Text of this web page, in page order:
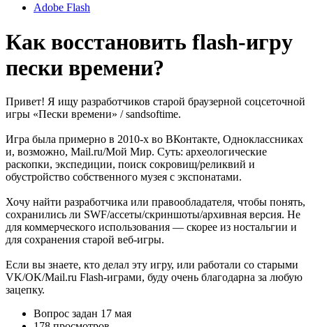
Adobe Flash
Как восстановить flash-игру
пески времени?
Привет! Я ищу разработчиков старой браузерной соцсеточной
игры «Пески времени» / sandsoftime.
Игра была примерно в 2010-х во ВКонтакте, Одноклассниках
и, возможно, Mail.ru/Мой Мир. Суть: археологические
раскопки, экспедиции, поиск сокровищ/реликвий и
обустройство собственного музея с экспонатами.
Хочу найти разработчика или правообладателя, чтобы понять,
сохранились ли SWF/ассеты/скриншоты/архивная версия. Не
для коммерческого использования — скорее из ностальгии и
для сохранения старой веб-игры.
Если вы знаете, кто делал эту игру, или работали со старыми
VK/OK/Mail.ru Flash-играми, буду очень благодарна за любую
зацепку.
Вопрос задан 17 мая